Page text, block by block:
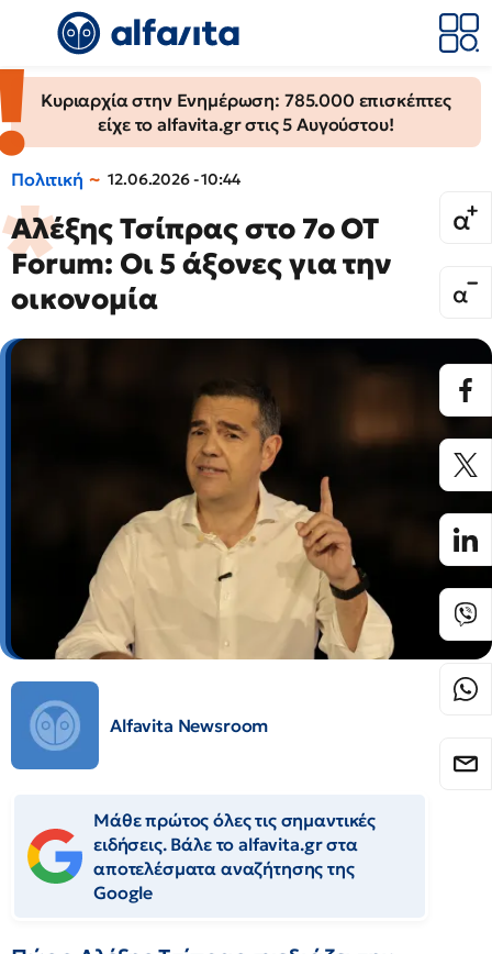
Κυριαρχία στην Ενημέρωση: 785.000 επισκέπτες
είχε το alfavita.gr στις 5 Αυγούστου!
Πολιτική 12.06.2026 - 10:44
Αλέξης Τσίπρας στο 7ο OT
Forum: Οι 5 άξονες για την
οικονομία
Alfavita Newsroom
Μάθε πρώτος όλες τις σημαντικές
ειδήσεις. Βάλε το alfavita.gr στα
αποτελέσματα αναζήτησης της
Google